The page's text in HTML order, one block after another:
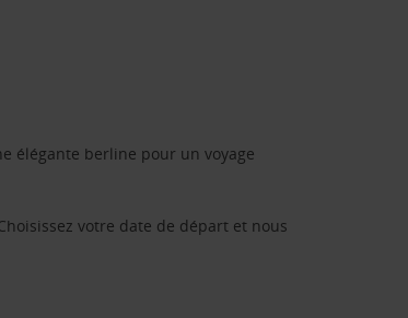
élégante berline pour un voyage
votre date de départ et nous